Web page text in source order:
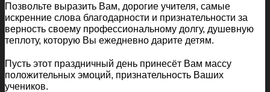
Позвольте выразить Вам, дорогие учителя, самые
искренние слова благодарности и признательности за
верность своему профессиональному долгу, душевную
теплоту, которую Вы ежедневно дарите детям.
Пусть этот праздничный день принесёт Вам массу
положительных эмоций, признательность Ваших
учеников.